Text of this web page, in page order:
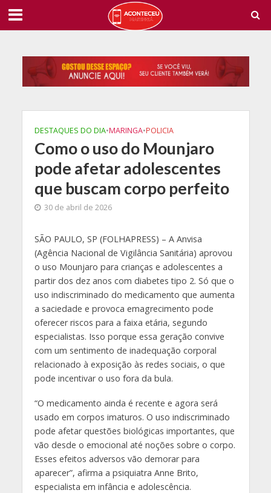
DESTAQUES DO DIA•MARINGA•POLICIA
Como o uso do Mounjaro
pode afetar adolescentes
que buscam corpo perfeito
30 de abril de 2026
SÃO PAULO, SP (FOLHAPRESS) – A Anvisa
(Agência Nacional de Vigilância Sanitária) aprovou
o uso Mounjaro para crianças e adolescentes a
partir dos dez anos com diabetes tipo 2. Só que o
uso indiscriminado do medicamento que aumenta
a saciedade e provoca emagrecimento pode
oferecer riscos para a faixa etária, segundo
especialistas. Isso porque essa geração convive
com um sentimento de inadequação corporal
relacionado à exposição às redes sociais, o que
pode incentivar o uso fora da bula.
“O medicamento ainda é recente e agora será
usado em corpos imaturos. O uso indiscriminado
pode afetar questões biológicas importantes, que
vão desde o emocional até noções sobre o corpo.
Esses efeitos adversos vão demorar para
aparecer”, afirma a psiquiatra Anne Brito,
especialista em infância e adolescência.